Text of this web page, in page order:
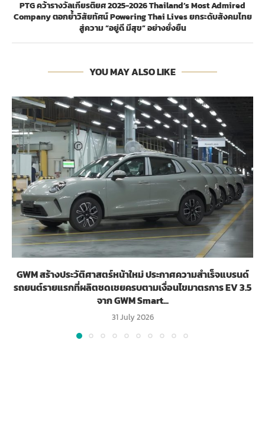
PTG คว้ารางวัลเกียรติยศ 2025-2026 Thailand’s Most Admired
Company ตอกย้ำวิสัยทัศน์ Powering Thai Lives ยกระดับสังคมไทย
สู่ความ “อยู่ดี มีสุข” อย่างยั่งยืน
YOU MAY ALSO LIKE
GWM สร้างประวัติศาสตร์หน้าใหม่ ประกาศความสำเร็จแบรนด์
รถยนต์รายแรกที่ผลิตชดเชยครบตามเงื่อนไขมาตรการ EV 3.5
จาก GWM Smart...
31 July 2026